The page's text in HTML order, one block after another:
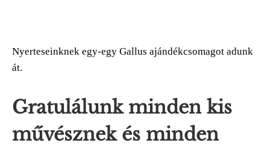
Nyerteseinknek egy-egy Gallus ajándékcsomagot adunk
át.
Gratulálunk minden kis
művésznek és minden